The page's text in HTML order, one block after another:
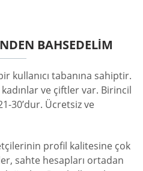
BAHSEDELIM
kullanıcı tabanına sahiptir.
ve çiftler var. Birincil
30’dur. Ücretsiz ve
profil kalitesine çok
sahte hesapları ortadan